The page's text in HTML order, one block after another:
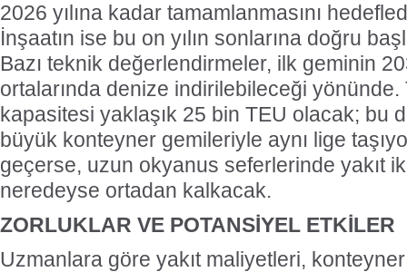
2026 yılına kadar tamamlanmasını
İnşaatın ise bu on yılın sonlarına doğru
Bazı teknik değerlendirmeler, ilk geminin
ortalarında denize indirilebileceği
kapasitesi yaklaşık 25 bin TEU olacak; bu
büyük konteyner gemileriyle aynı lige
geçerse, uzun okyanus seferlerinde yakıt
neredeyse ortadan kalkacak.
ZORLUKLAR VE POTANSİYEL ETKİLER
Uzmanlara göre yakıt maliyetleri, konteyner